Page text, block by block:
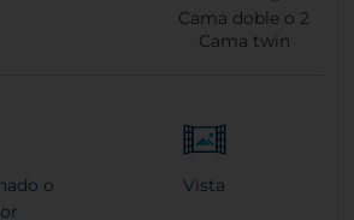
Cama doble o 2
Cama twin
o
Vista